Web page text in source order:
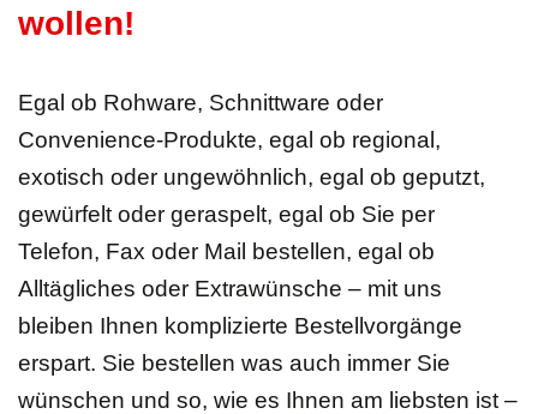
wollen!
Egal ob Rohware, Schnittware oder
Convenience-Produkte, egal ob regional,
exotisch oder ungewöhnlich, egal ob geputzt,
gewürfelt oder geraspelt, egal ob Sie per
Telefon, Fax oder Mail bestellen, egal ob
Alltägliches oder Extrawünsche – mit uns
bleiben Ihnen komplizierte Bestellvorgänge
erspart. Sie bestellen was auch immer Sie
wünschen und so, wie es Ihnen am liebsten ist –